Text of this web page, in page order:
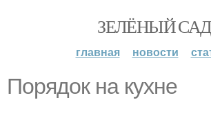
ЗЕЛЁНЫЙ САД
главная новости
Порядок на кухне